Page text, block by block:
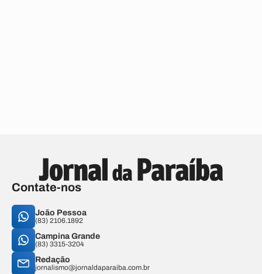
Contate-nos
João Pessoa
(83) 2106.1892
Campina Grande
(83) 3315-3204
Redação
jornalismo@jornaldaparaiba.com.br